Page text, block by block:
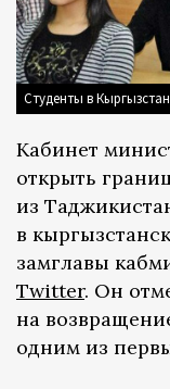
Студенты в
Кабинет
открыть
из
в
замглавы
Twitter. Он
на
одним из